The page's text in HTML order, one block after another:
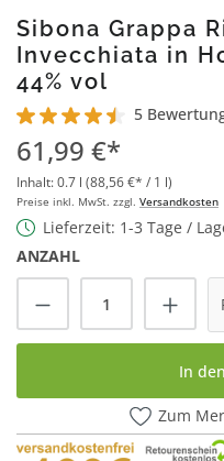
Sibona Grappa
Invecchiata in
44% vol
Durchschnittliche
5
61,99 €*
Inhalt:0.7 l (88,56 €* / 1 l)
Preise inkl. MwSt. zzgl. Versandkosten
Lieferzeit: 1-3 Tage /
ANZAHL
Produkt Anzahl:
In
Zum